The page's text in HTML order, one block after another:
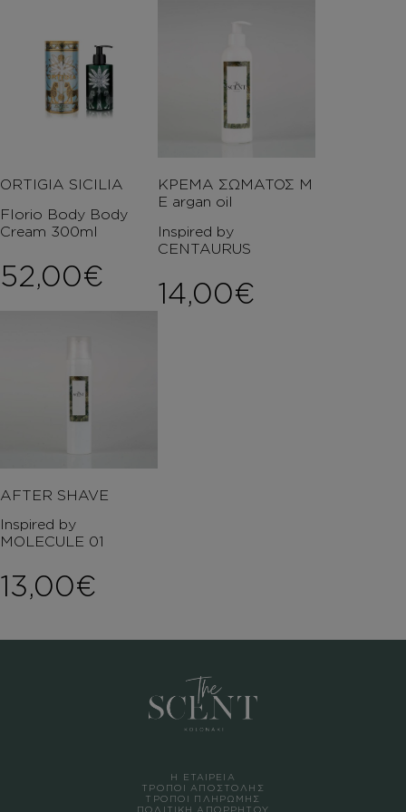
ORTIGIA SICILIA
Florio Body Body
Cream 300ml
52,00€
ΚΡΕΜΑ ΣΩΜΑΤΟΣ Μ
Ε argan oil
Inspired by
CENTAURUS
14,00€
AFTER SHAVE
Inspired by
MOLECULE 01
13,00€
Η ΕΤΑΙΡΕΙΑ
ΤΡΟΠΟΙ ΑΠΟΣΤΟΛΗΣ
ΤΡΟΠΟΙ ΠΛΗΡΩΜΗΣ
ΠΟΛΙΤΙΚΗ ΑΠΟΡΡΗΤΟΥ